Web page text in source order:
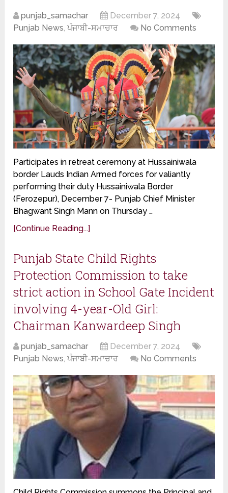
punjab_samachar
December 7, 2024
Punjab News,ਪੰਜਾਬੀ-ਸਮਾਚਾਰ No Comments
Participates in retreat ceremony at Hussainiwala
border Lauds Indian Armed forces for valiantly
performing their duty Hussainiwala Border
(Ferozepur), December 7- Punjab Chief Minister
Bhagwant Singh Mann on Thursday …
[Continue Reading...]
Punjab State Child Rights
Protection Commission to take
strict action in School Gate Incident
involving 4-year-Old Girl:
Chairman Kanwardeep Singh
punjab_samachar
December 7, 2024
Punjab News,ਪੰਜਾਬੀ-ਸਮਾਚਾਰ No Comments